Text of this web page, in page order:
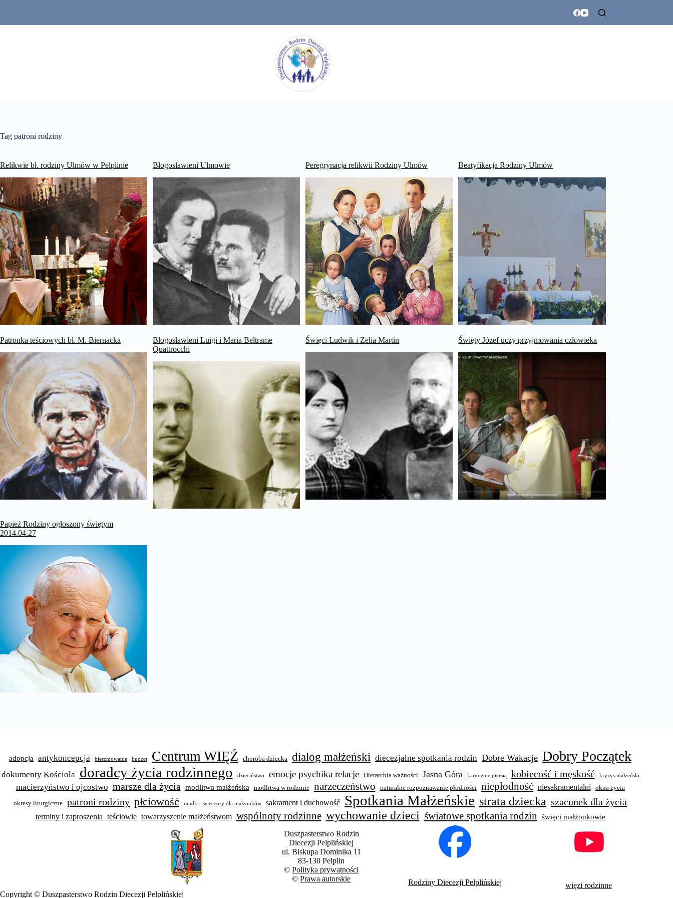
Tag patroni rodziny
Relikwie bł. rodziny Ulmów w Pelplinie Błogosławieni Ulmowie Peregrynacja relikwii Rodziny Ulmów Beatyfikacja Rodziny Ulmów
Patronka teściowych bł. M. Biernacka
Błogosławieni Luigi i Maria Beltrame
Quattrocchi
Święci Ludwik i Zelia Martin Święty Józef uczy przyjmowania człowieka
Papież Rodziny ogłoszony świętym
2014.04.27
adopcja antykoncepcja bierzmowanie budżet Centrum WIĘŹ choroba dziecka dialog małżeński diecezjalne spotkania rodzin Dobre Wakacje Dobry Początek
dokumenty Kościoła doradcy życia rodzinnego dzieciństwo emocje psychika relacje Hierarchia ważności Jasna Góra karmienie piersią kobiecość i męskość kryzys małżeński
macierzyństwo i ojcostwo marsze dla życia modlitwa małżeńska modlitwa w rodzinie narzeczeństwo naturalne rozpoznawanie płodności niepłodność niesakramentalni okna życia
okresy liturgiczne patroni rodziny płciowość randki i wieczory dla małżonków sakrament i duchowość Spotkania Małżeńskie strata dziecka szacunek dla życia
terminy i zaproszenia teściowie towarzyszenie małżeństwom wspólnoty rodzinne wychowanie dzieci światowe spotkania rodzin święci małżonkowie
Duszpasterstwo Rodzin
Diecezji Pelplińskiej
ul. Biskupa Dominika 11
83-130 Pelplin
©Polityka prywatności
©Prawa autorskie Rodziny Diecezji Pelplińskiej
więzi rodzinne
Copyright © Duszpasterstwo Rodzin Diecezji Pelplińskiej